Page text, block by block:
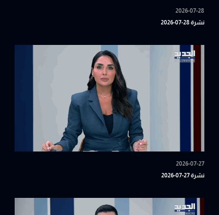
2026-07-28
نشرة 28-07-2026
2026-07-27
نشرة 27-07-2026